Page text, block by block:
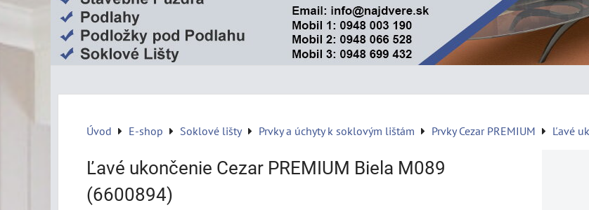
Úvod E-shop Soklové lišty Prvky a úchyty k soklovým lištám Prvky Cezar PREMIUM Ľavé
Ľavé ukončenie Cezar PREMIUM Biela M089
(6600894)